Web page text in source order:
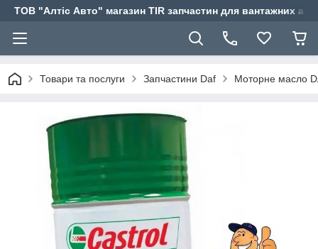
ТОВ "Алтіс Авто" магазин TIR запчастин для вантажних
Товари та послуги Запчастини Daf Моторне масло